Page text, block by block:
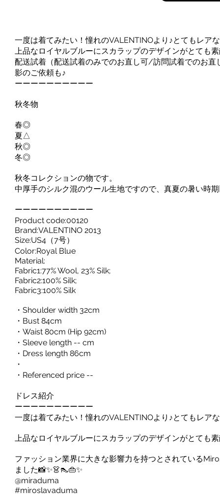
一度は着てみたい！憧れのVALENTINOより♪とてもレア
上品なロイヤルブルーにスカラップのデザインがとても
配送試着（配送試着のみでのお直し可/訪問試着でのお
影のご依頼も♪
ーーーーーーーーーー
秋冬物
春◎
夏△
秋◎
冬◎
秋冬コレクションの物です。
中厚手のシルク混のウール生地ですので、真夏の暑い時
ーーーーーーーーーー
Product code:00120
Brand:VALENTINO 2013
Size:US4（7号）
Color:Royal Blue
Material:
Fabric1:77% Wool, 23% Silk;
Fabric2:100% Silk;
Fabric3:100% Silk
・Shoulder width 32cm
・Bust 84cm
・Waist 80cm (Hip 92cm)
・Sleeve length -- cm
・Dress length 86cm
・
・Referenced price --
ドレス紹介
ーーーーーーーーーー
一度は着てみたい！憧れのVALENTINOより♪とてもレア
上品なロイヤルブルーにスカラップのデザインがとても
ファッション業界に大きな影響力を持つとされている
ました📸✨👗👠👜✨
@miraduma
#miroslavaduma